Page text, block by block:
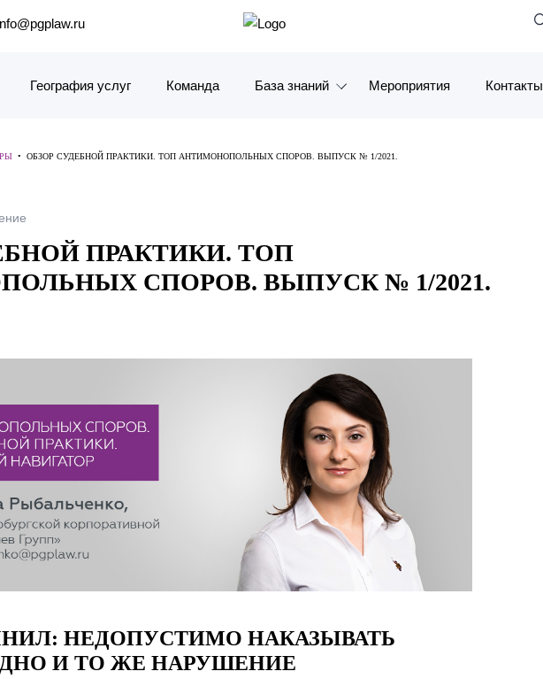
География услуг Команда База знаний
Видео
Антикризисный инфопортал
Презентации экспертов
Брошюры
Мероприятия Контакты
• ОБЗОР СУДЕБНОЙ ПРАКТИКИ. ТОП АНТИМОНОПОЛЬНЫХ СПОРОВ. ВЫПУСК № 1/2021.
ПРАКТИКИ. ТОП
СПОРОВ. ВЫПУСК № 1/2021.
НЕДОПУСТИМО НАКАЗЫВАТЬ
И ТО ЖЕ НАРУШЕНИЕ